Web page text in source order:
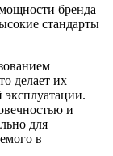
бренда
стандарты
делает их
и
для
в